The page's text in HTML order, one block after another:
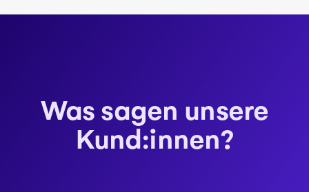
Was sagen unsere
Kund:innen?